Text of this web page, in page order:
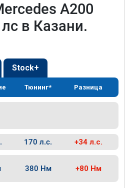
A200
в Казани.
Stock+
Тюнинг* Разница
170 л.с. +34 л.с.
380 Нм +80 Нм